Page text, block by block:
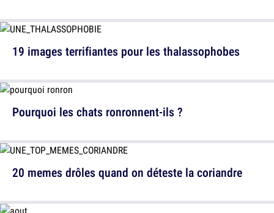
Pourquoi les chats ronronnent-ils ?
19 images terrifiantes pour les thalassophobes
20 memes drôles quand on déteste la coriandre